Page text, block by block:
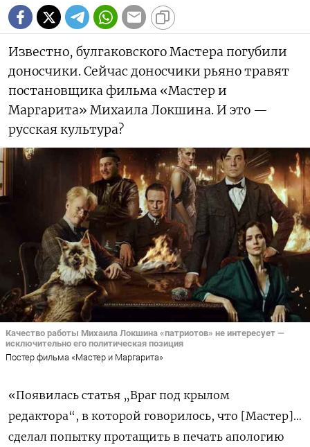
Известно, булгаковского Мастера погубили
доносчики. Сейчас доносчики рьяно травят
постановщика фильма «Мастер и
Маргарита» Михаила Локшина. И это —
русская культура?
Качество работы Михаила Локшина «патриотов» не интересует —
исключительно его политическая позиция
Постер фильма «Мастер и Маргарита»
«Появилась статья „Враг под крылом
редактора“, в которой говорилось, что [Мастер]…
сделал попытку протащить в печать апологию